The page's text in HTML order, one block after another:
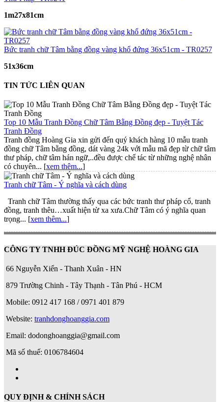
1m27x81cm
Bức tranh chữ Tâm bằng đồng vàng khổ đứng 36x51cm - TR0257
51x36cm
TIN TỨC LIÊN QUAN
Top 10 Mẫu Tranh Đồng Chữ Tâm Bằng Đồng đẹp - Tuyệt Tác
Tranh Đồng
Tranh đồng Hoàng Gia xin gửi đến quý khách hàng 10 mẫu tranh
đồng chữ Tâm bằng đồng, dát vàng 24k với mẫu mã đẹp từ chữ tâm
thư pháp, chữ tâm hán ngữ,..đều được chế tác từ những nghệ nhân
có chuyên... [xem thêm...]
Tranh chữ Tâm - Ý nghĩa và cách dùng
Tranh chữ Tâm thường thấy qua các bức tranh thư pháp cổ, tranh
đồng, tranh thêu…xuất hiện từ xa xưa.Chữ Tâm có ý nghĩa quan
trọng... [xem thêm...]
CÔNG TY TNHH ĐÚC ĐỒNG MỸ NGHỆ HOÀNG GIA
66 Nguyễn Xiển - Thanh Xuân - HN
879 Trường Chinh - Tây Thạnh - Tân Phú - HCM
Mobile: 0912 417 168 / 0971 401 879
Website: tranhdonghoanggia.com
Email: dodonghoanggia@gmail.com
Mã số thuế: 0106784604
QUY ĐỊNH & CHÍNH SÁCH